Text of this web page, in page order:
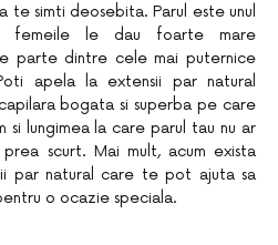
te simti deosebita. Parul este unul
femeile le dau foarte mare
parte dintre cele mai puternice
apela la extensii par natural
bogata si superba pe care
lungimea la care parul tau nu ar
scurt. Mai mult, acum exista
par natural care te pot ajuta sa
o ocazie speciala.